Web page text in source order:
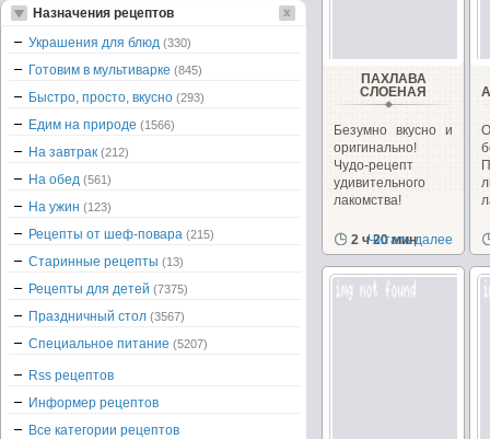
ПАХЛАВА
СЛОЕНАЯ
Безумно вкусно и
оригинально!
Чудо-рецепт
удивительного
лакомства!
2 ч 20 мин
Читать далее
Назначения рецептов
Украшения для блюд (330)
Готовим в мультиварке (845)
Быстро, просто, вкусно (293)
Едим на природе (1566)
На завтрак (212)
На обед (561)
На ужин (123)
Рецепты от шеф-повара (215)
Старинные рецепты (13)
Рецепты для детей (7375)
Праздничный стол (3567)
Специальное питание (5207)
Rss рецептов
Информер рецептов
Все категории рецептов